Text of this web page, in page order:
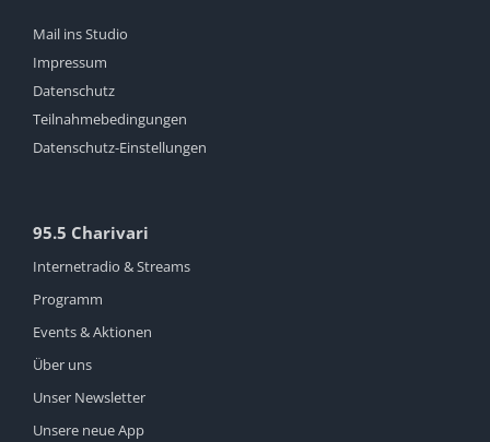
Mail ins Studio
Impressum
Datenschutz
Teilnahmebedingungen
Datenschutz-Einstellungen
95.5 Charivari
Internetradio & Streams
Programm
Events & Aktionen
Über uns
Unser Newsletter
Unsere neue App